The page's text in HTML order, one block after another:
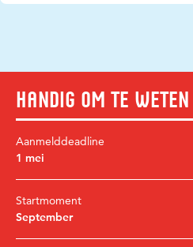
Handig om te weten
Aanmelddeadline
1 mei
Startmoment
September